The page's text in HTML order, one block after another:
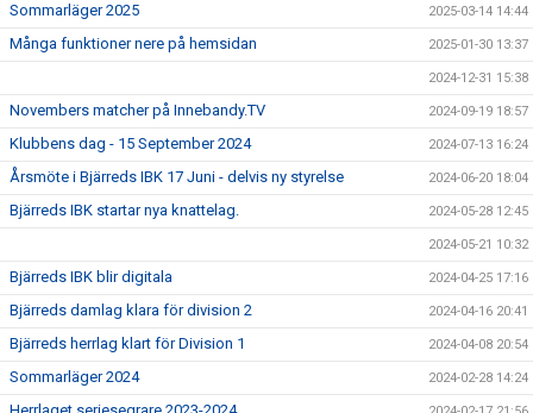
Sommarläger 2025 2025-03-14 14:44
Många funktioner nere på hemsidan 2025-01-30 13:37
2024-12-31 15:38
Novembers matcher på Innebandy.TV 2024-09-19 18:57
Klubbens dag - 15 September 2024 2024-07-13 16:24
Årsmöte i Bjärreds IBK 17 Juni - delvis ny styrelse 2024-06-20 18:04
Bjärreds IBK startar nya knattelag. 2024-05-28 12:45
2024-05-21 10:32
Bjärreds IBK blir digitala 2024-04-25 17:16
Bjärreds damlag klara för division 2 2024-04-16 20:41
Bjärreds herrlag klart för Division 1 2024-04-08 20:54
Sommarläger 2024 2024-02-28 14:24